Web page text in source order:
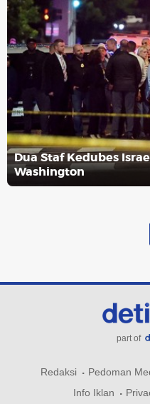
Dua Staf Kedubes
Washington
part of
Redaksi Pedoman
Info Iklan